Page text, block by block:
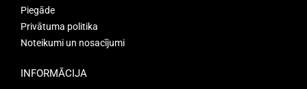
Piegāde
Privātuma politika
Noteikumi un nosacījumi
INFORMĀCIJA